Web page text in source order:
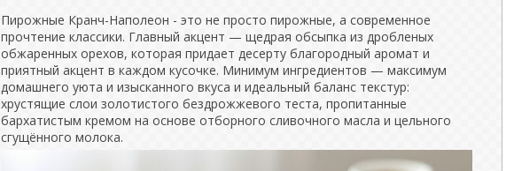
Пирожные Кранч-Наполеон - это не просто пирожные, а современное
прочтение классики. Главный акцент — щедрая обсыпка из дробленых
обжаренных орехов, которая придает десерту благородный аромат и
приятный акцент в каждом кусочке. Минимум ингредиентов — максимум
домашнего уюта и изысканного вкуса и идеальный баланс текстур:
хрустящие слои золотистого бездрожжевого теста, пропитанные
бархатистым кремом на основе отборного сливочного масла и цельного
сгущённого молока.